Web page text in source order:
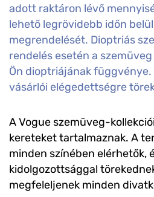
adott raktáron lévő
lehető legrövidebb időn
megrendelését. Dioptriás
rendelés esetén a
Ön dioptriájának
vásárlói elégedettségre
A Vogue szemüveg-
kereteket tartalmaznak. A
minden színében elérhetők,
kidolgozottsággal
megfeleljenek minden